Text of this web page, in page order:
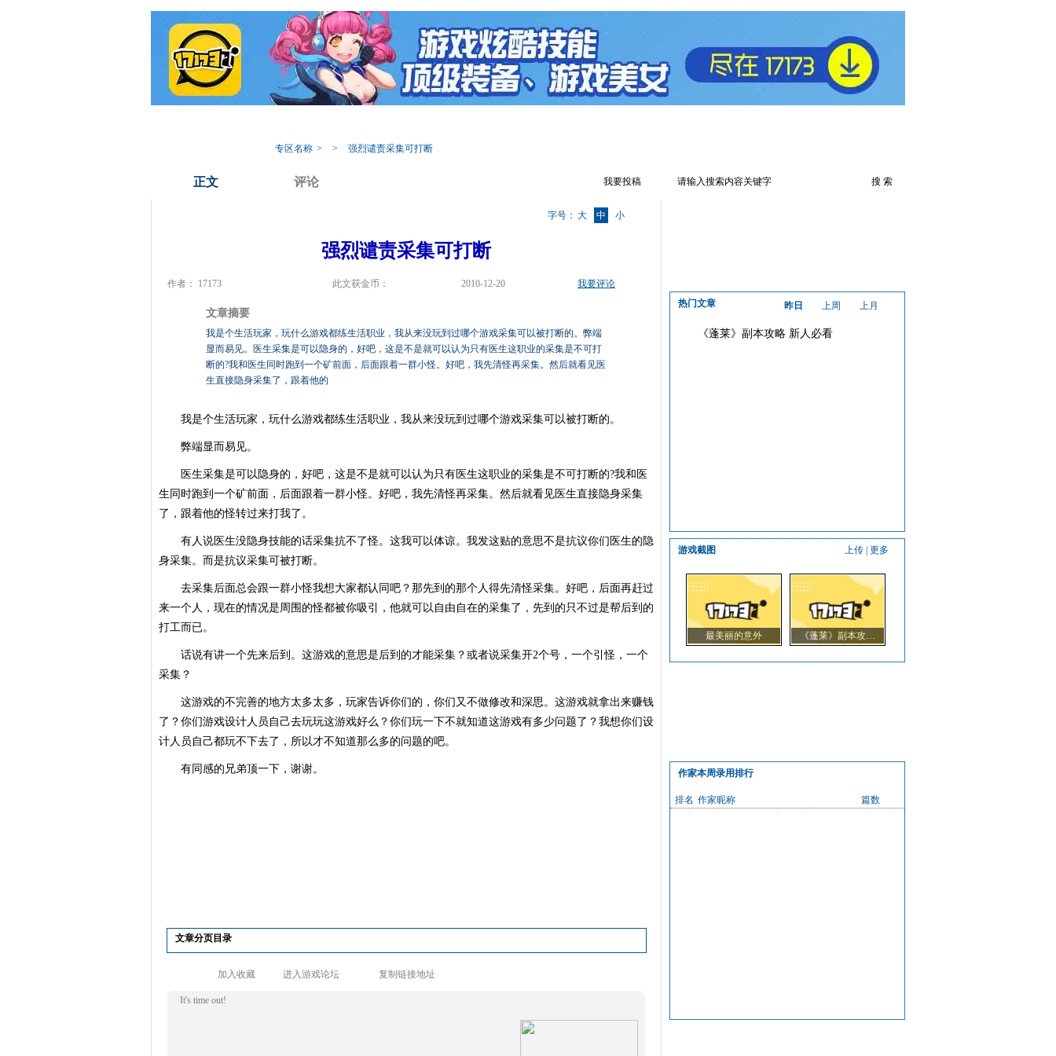
专区名称 > > 强烈谴责采集可打断
正文 评论 我要投稿
字号： 大 中 小
强烈谴责采集可打断
作者： 17173 此文获金币： 2010-12-20 我要评论
文章摘要
我是个生活玩家，玩什么游戏都练生活职业，我从来没玩到过哪个游戏采集可以被打断的。弊端
显而易见。医生采集是可以隐身的，好吧，这是不是就可以认为只有医生这职业的采集是不可打
断的?我和医生同时跑到一个矿前面，后面跟着一群小怪。好吧，我先清怪再采集。然后就看见医
生直接隐身采集了，跟着他的
我是个生活玩家，玩什么游戏都练生活职业，我从来没玩到过哪个游戏采集可以被打断的。
弊端显而易见。
医生采集是可以隐身的，好吧，这是不是就可以认为只有医生这职业的采集是不可打断的?我和医
生同时跑到一个矿前面，后面跟着一群小怪。好吧，我先清怪再采集。然后就看见医生直接隐身采集
了，跟着他的怪转过来打我了。
有人说医生没隐身技能的话采集抗不了怪。这我可以体谅。我发这贴的意思不是抗议你们医生的隐
身采集。而是抗议采集可被打断。
去采集后面总会跟一群小怪我想大家都认同吧？那先到的那个人得先清怪采集。好吧，后面再赶过
来一个人，现在的情况是周围的怪都被你吸引，他就可以自由自在的采集了，先到的只不过是帮后到的
打工而已。
话说有讲一个先来后到。这游戏的意思是后到的才能采集？或者说采集开2个号，一个引怪，一个
采集？
这游戏的不完善的地方太多太多，玩家告诉你们的，你们又不做修改和深思。这游戏就拿出来赚钱
了？你们游戏设计人员自己去玩玩这游戏好么？你们玩一下不就知道这游戏有多少问题了？我想你们设
计人员自己都玩不下去了，所以才不知道那么多的问题的吧。
有同感的兄弟顶一下，谢谢。
文章分页目录
加入收藏 进入游戏论坛 复制链接地址
It's time out!
热门文章 昨日 上周 上月
《蓬莱》副本攻略 新人必看
上传 更多
游戏截图
最美丽的意外 《蓬莱》副本攻…
作家本周录用排行
篇数
排名 作家昵称